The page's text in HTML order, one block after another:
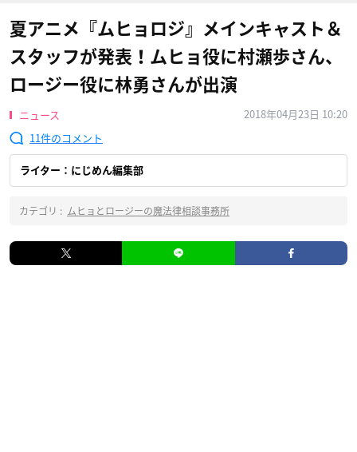
夏アニメ『ムヒョロジ』メインキャスト＆
スタッフが発表！ムヒョ役に村瀬歩さん、
ロージー役に林勇さんが出演
ニュース
2018年04月23日 10:20
11
ライター：にじめん編集部
カテゴリ : ムヒョとロージーの魔法律相談事務所